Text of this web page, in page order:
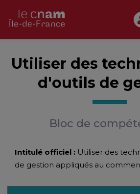
Utiliser des
d'outils de
Bloc de
Intitulé officiel : Utiliser des
de gestion appliqués au